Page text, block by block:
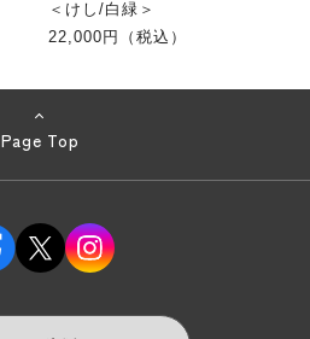
＜けし/白緑＞
22,000円（税込）
Page Top